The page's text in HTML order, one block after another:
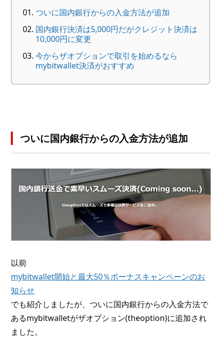
ついに国内銀行からの入金方法が追加
国内銀行決済は5,000円だがクレジット決済は
10,000円に変更
今からザオプションで取引を始めるなら
mybitwallet決済がおすすめ
ついに国内銀行からの入金方法が追加
以前
mybitwallet開始と最大50％ボーナスキャンペーンのお
知らせ
でも紹介しましたが、ついに国内銀行からの入金方法で
あるmybitwalletがザオプション(theoption)に追加され
ました。